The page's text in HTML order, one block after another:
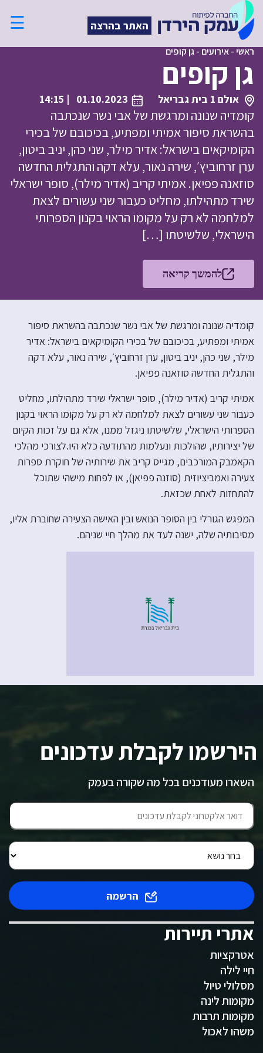
האתר בהרצה ☰
ראשי-אירועים -גן קופים
גן קופים
אולם 1 בית גבריאל 01.10.2023
| 14:15
קומדיה שנונה ומרגשת של אבי נשר שנכתבה
בהשראת סיפור אמיתי ומפתיע, בכיכובם של בכירי
הקומיקאים בישראל: אדיר מילר, שני כהן, יניב ביטון,
ערן זרחוביץ׳, שירה נאור, עלא דקה והתגלית החדשה
סוזאנה פפיאן. אמיתי קריב (אדיר מילר), סופר ישראלי
שירד מתהילתו, מחליט כעבור שני עשורים לצאת
למלחמה לא רק על מקומו הראוי בקנון הספרותי
הישראלי, שלשיטתו […]
להמשך קריאה
קומדיה שנונה ומרגשת של אבי נשר שנכתבה בהשראת סיפור
אמיתי ומפתיע, בכיכובם של בכירי הקומיקאים בישראל: אדיר
מילר, שני כהן, יניב ביטון, ערן זרחוביץ׳, שירה נאור, עלא דקה
והתגלית החדשה סוזאנה פפיאן.
אמיתי קריב (אדיר מילר), סופר ישראלי שירד מתהילתו, מחליט
כעבור שני עשורים לצאת למלחמה לא רק על מקומו הראוי בקנון
הספרותי הישראלי, שלשיטתו ניגזל ממנו, אלא גם על זכות הקיום
של יצירותיו, שהולכות ונעלמות מהתודעה כלא היו.לצורכי מהלכי
הקאמבק המורכבים, מגייס קריב את שירותיה של חוקרת ספרות
צעירה ואמביציוזית (סוזנה פפיאן), או לפחות מישהי שתוכל
להתחזות לאחת שכזאת.
המפגש הגורלי בין הסופר הנואש ובין האישה הצעירה שחוברת אליו,
מסיבותיה שלה, ישנה לעד את מהלך חיי שניהם.
הירשמו לקבלת עדכונים
השארו מעודכנים בכל מה שקורה בעמק
הרשמה
אתרי תיירות
אטרקציות
חיי לילה
מסלולי טיול
מקומות לינה
מקומות תרבות
משהו לאכול